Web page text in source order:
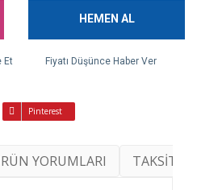
HEMEN AL
Et
Fiyatı Düşünce Haber Ver
Pinterest
YORUMLARI TAKSİT